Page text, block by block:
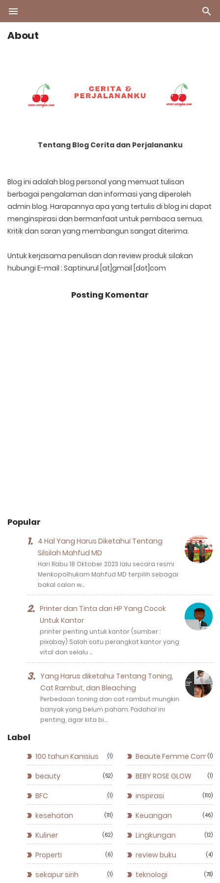
About
Tentang Blog Cerita dan Perjalananku
Blog ini adalah blog personal yang memuat tulisan
berbagai pengalaman dan informasi yang diperoleh
admin blog. Harapannya apa yang tertulis di blog ini dapat
menginspirasi dan bermanfaat untuk pembaca semua.
Kritik dan saran yang membangun sangat diterima.
Untuk kerjasama penulisan dan review produk silakan
hubungi E-mail : Saptinurul [at]gmail [dot]com
Posting Komentar
Popular
4 Hal Yang Harus Diketahui Tentang
Silsilah Mahfud MD
Hari Rabu 18 Oktober 2023 lalu secara resmi
Menkopolhukam Mahfud MD terpilih sebagai
bakal calon w…
Printer dan Tinta dari HP Yang Cocok
Untuk Kantor
printer penting untuk kantor (sumber :
pixabay) Salah satu perangkat kantor yang
vital dan selalu …
Yang Harus diketahui Tentang Toning,
Cat Rambut, dan Bleaching
Perbedaan toning dan cat rambut mungkin
banyak yang belum paham. Padahal ini
penting, agar kita bi…
Label
100 tahun Kanisius 1 Beaute Femme 1
beauty 52 BEBY ROSE GLOW 1
BFC 1 inspirasi 110
kesehatan 111 Keuangan 46
Kuliner 62 Lingkungan 12
Properti 6 review buku 4
sekapur sirih 1 teknologi 78